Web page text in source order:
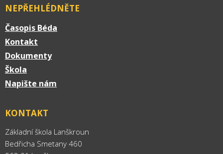
NEPŘEHLÉDNĚTE
Časopis Béda
Kontakt
Dokumenty
Škola
Napište nám
KONTAKT
Základní škola Lanškroun
Bedřicha Smetany 460